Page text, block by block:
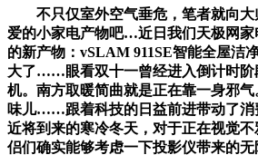
不只仅室外空气垂危，笔者就向大
爱的小家电产物吧…近日我们天极网
的新产物：vSLAM 911SE智能全屋洁
大了……眼看双十一曾经进入倒计时阶
机。南方取暖简曲就是正在靠一身邪
味儿……跟着科技的日益前进带动了消
近将到来的寒冷冬天，对于正在视觉
侣们确实能够考虑一下投影仪带来的